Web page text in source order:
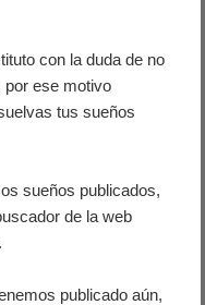
con la duda de no
por ese motivo
tus sueños
sueños publicados,
de la web
publicado aún,